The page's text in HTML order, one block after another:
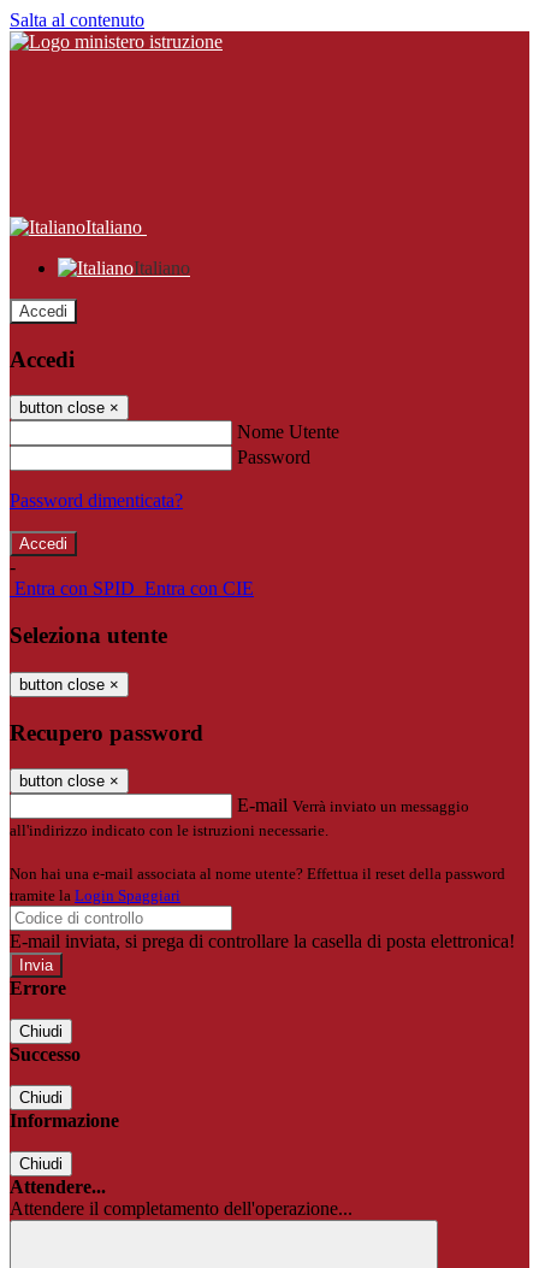
Salta al contenuto
Italiano
Italiano
Accedi
Accedi
button close ×
Nome Utente
Password
Password dimenticata?
-
Entra con SPID Entra con CIE
Seleziona utente
button close ×
Recupero password
button close ×
E-mail Verrà inviato un messaggio
all'indirizzo indicato con le istruzioni necessarie.
Non hai una e-mail associata al nome utente? Effettua il reset della password
tramite la Login Spaggiari
E-mail inviata, si prega di controllare la casella di posta elettronica!
Errore
Chiudi
Successo
Chiudi
Informazione
Chiudi
Attendere...
Attendere il completamento dell'operazione...